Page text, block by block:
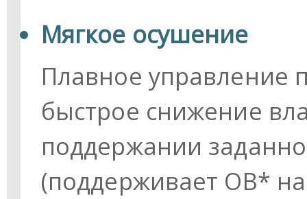
Мягкое осушение
Плавное управление
быстрое снижение
поддержании
(поддерживает ОВ*